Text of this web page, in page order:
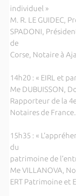
individuel »
M. R. LE GUIDEC,
SPADONI,
de
Corse, Notaire à
14h20 : « EIRL et
Me DUBUISSON,
Rapporteur de la
Notaires de France.
15h35 : «
du
patrimoine de
Me VILLANOVA,
ERT Patrimoine et